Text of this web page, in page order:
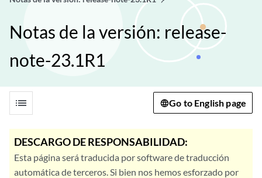
Notas de la versión: release-
note-23.1R1
list Go to English page
DESCARGO DE RESPONSABILIDAD:
Esta página será traducida por software de traducción
automática de terceros. Si bien nos hemos esforzado por